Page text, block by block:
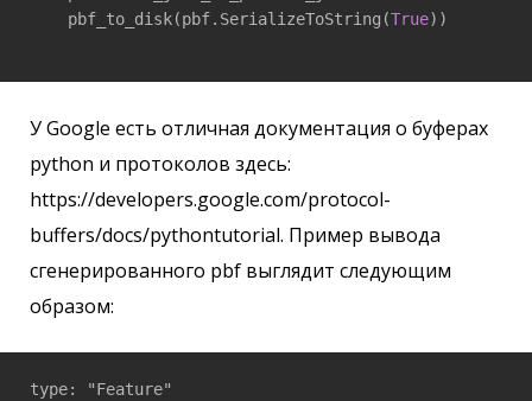
    pbf_to_disk(pbf.SerializeToString(
True))
У Google есть отличная документация о буферах
python и протоколов здесь:
https://developers.google.com/protocol-
buffers/docs/pythontutorial. Пример вывода
сгенерированного pbf выглядит следующим
образом:
type: "Feature"